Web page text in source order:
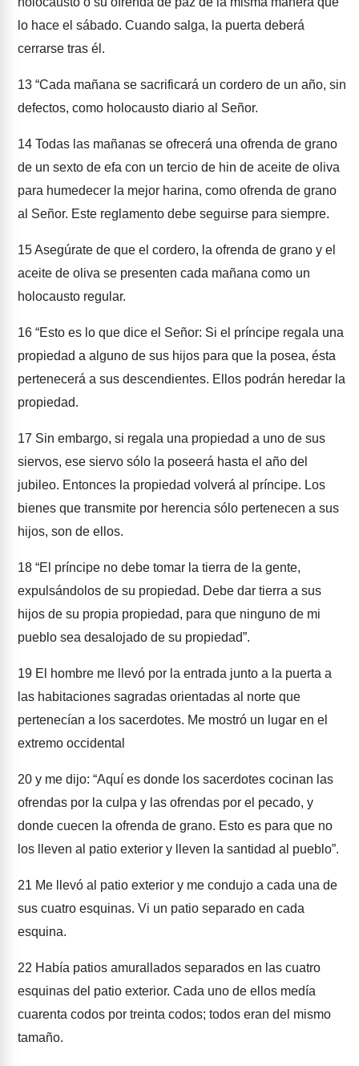
lo hace el sábado. Cuando salga, la puerta deberá
cerrarse tras él.
13 “Cada mañana se sacrificará un cordero de un año, sin
defectos, como holocausto diario al Señor.
14 Todas las mañanas se ofrecerá una ofrenda de grano
de un sexto de efa con un tercio de hin de aceite de oliva
para humedecer la mejor harina, como ofrenda de grano
al Señor. Este reglamento debe seguirse para siempre.
15Asegúrate de que el cordero, la ofrenda de grano y el
aceite de oliva se presenten cada mañana como un
holocausto regular.
16 “Esto es lo que dice el Señor: Si el príncipe regala una
propiedad a alguno de sus hijos para que la posea, ésta
pertenecerá a sus descendientes. Ellos podrán heredar la
propiedad.
17 Sin embargo, si regala una propiedad a uno de sus
siervos, ese siervo sólo la poseerá hasta el año del
jubileo. Entonces la propiedad volverá al príncipe. Los
bienes que transmite por herencia sólo pertenecen a sus
hijos, son de ellos.
18 “El príncipe no debe tomar la tierra de la gente,
expulsándolos de su propiedad. Debe dar tierra a sus
hijos de su propia propiedad, para que ninguno de mi
pueblo sea desalojado de su propiedad”.
19 El hombre me llevó por la entrada junto a la puerta a
las habitaciones sagradas orientadas al norte que
pertenecían a los sacerdotes. Me mostró un lugar en el
extremo occidental
20 y me dijo: “Aquí es donde los sacerdotes cocinan las
ofrendas por la culpa y las ofrendas por el pecado, y
donde cuecen la ofrenda de grano. Esto es para que no
los lleven al patio exterior y lleven la santidad al pueblo”.
21 Me llevó al patio exterior y me condujo a cada una de
sus cuatro esquinas. Vi un patio separado en cada
esquina.
22 Había patios amurallados separados en las cuatro
esquinas del patio exterior. Cada uno de ellos medía
cuarenta codos por treinta codos; todos eran del mismo
tamaño.